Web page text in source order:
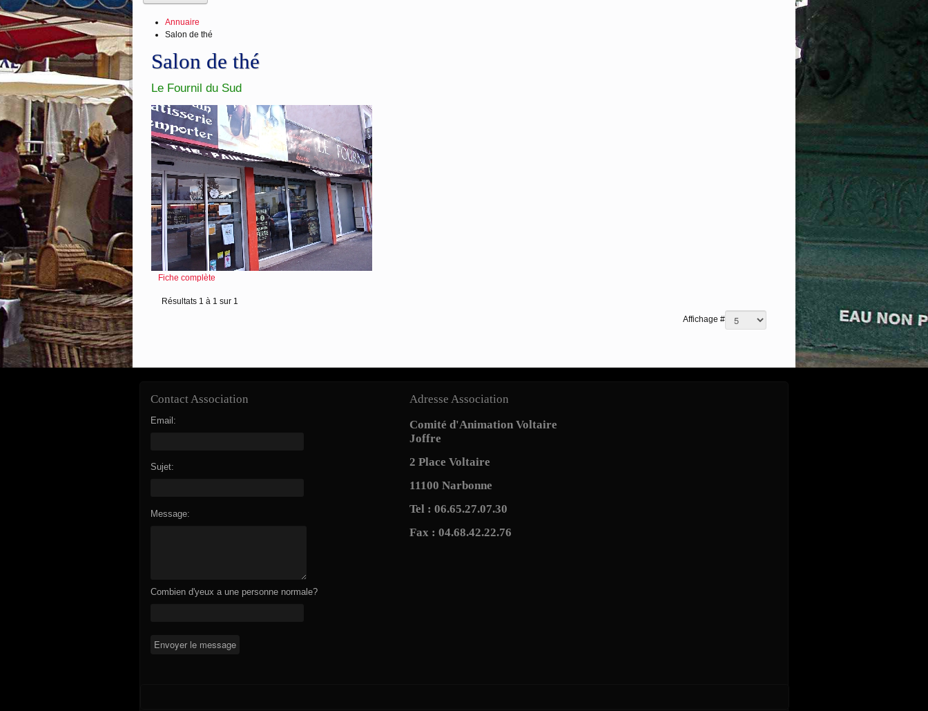
Annuaire
Salon de thé
Salon de thé
Le Fournil du Sud
Fiche complète
Résultats 1 à 1 sur 1
Affichage #
Contact Association
Email:
Sujet:
Message:
Combien d'yeux a une personne normale?
Adresse Association
Comité d'Animation Voltaire
Joffre
2 Place Voltaire
11100 Narbonne
Tel : 06.65.27.07.30
Fax : 04.68.42.22.76